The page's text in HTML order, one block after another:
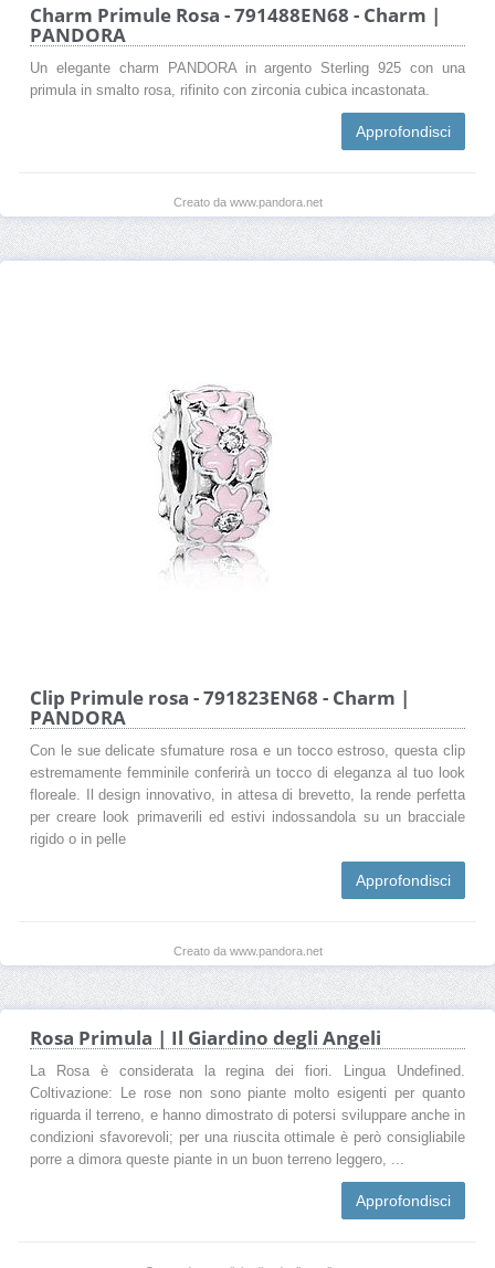
Charm Primule Rosa - 791488EN68 - Charm |
PANDORA
Un elegante charm PANDORA in argento Sterling 925 con una
primula in smalto rosa, rifinito con zirconia cubica incastonata.
Approfondisci
Creato da www.pandora.net
Clip Primule rosa - 791823EN68 - Charm |
PANDORA
Con le sue delicate sfumature rosa e un tocco estroso, questa clip
estremamente femminile conferirà un tocco di eleganza al tuo look
floreale. Il design innovativo, in attesa di brevetto, la rende perfetta
per creare look primaverili ed estivi indossandola su un bracciale
rigido o in pelle
Approfondisci
Creato da www.pandora.net
Rosa Primula | Il Giardino degli Angeli
La Rosa è considerata la regina dei fiori. Lingua Undefined.
Coltivazione: Le rose non sono piante molto esigenti per quanto
riguarda il terreno, e hanno dimostrato di potersi sviluppare anche in
condizioni sfavorevoli; per una riuscita ottimale è però consigliabile
porre a dimora queste piante in un buon terreno leggero, ...
Approfondisci